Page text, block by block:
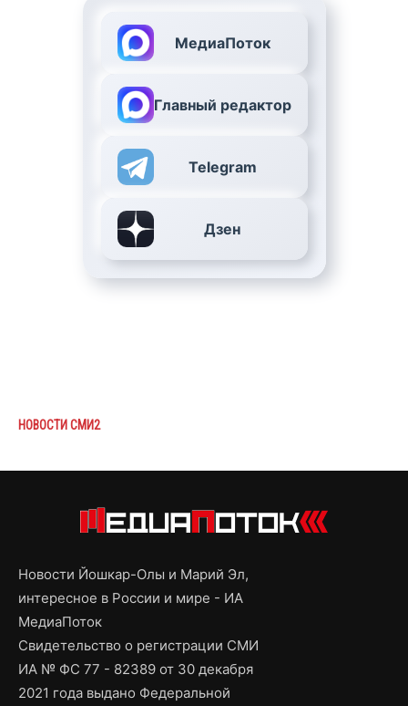
МедиаПоток
Главный редактор
Telegram
Дзен
НОВОСТИ СМИ2
Новости Йошкар-Олы и Марий Эл,
интересное в России и мире - ИА
МедиаПоток
Свидетельство о регистрации СМИ
ИА № ФС 77 - 82389 от 30 декабря
2021 года выдано Федеральной